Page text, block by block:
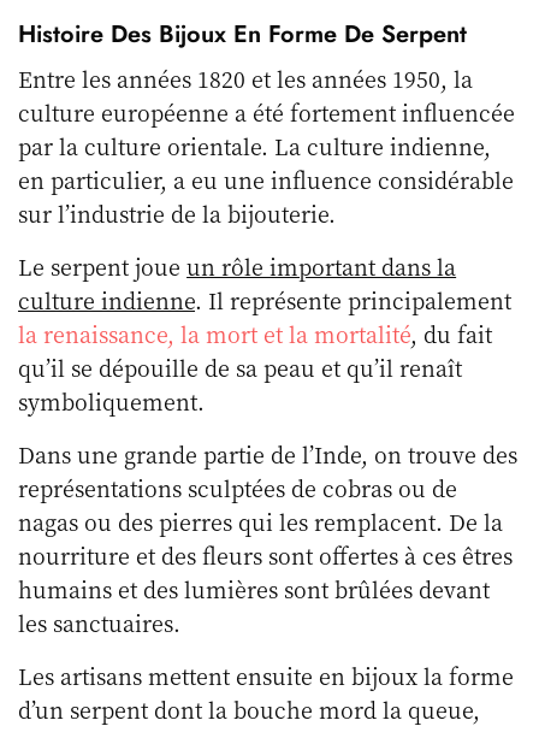
Histoire Des Bijoux En Forme De Serpent
Entre les années 1820 et les années 1950, la
culture européenne a été fortement influencée
par la culture orientale. La culture indienne,
en particulier, a eu une influence considérable
sur l’industrie de la bijouterie.
Le serpent joueun rôle important dans la
culture indienne. Il représente principalement
la renaissance, la mort et la mortalité, du fait
qu’il se dépouille de sa peau et qu’il renaît
symboliquement.
Dans une grande partie de l’Inde, on trouve des
représentations sculptées de cobras ou de
nagas ou des pierres qui les remplacent. De la
nourriture et des fleurs sont offertes à ces êtres
humains et des lumières sont brûlées devant
les sanctuaires.
Les artisans mettent ensuite en bijoux la forme
d’un serpent dont la bouche mord la queue,